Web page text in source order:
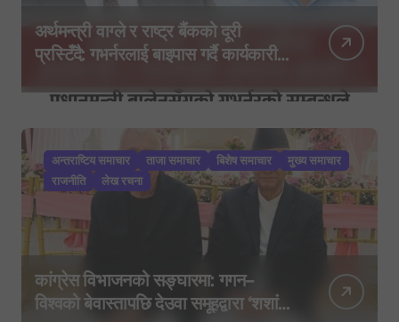
अर्थमन्त्री वाग्ले र राष्ट्र बैंकको दूरी
प्रस्टिँदै: गभर्नरलाई बाइपास गर्दै कार्यकारी
अन्तराष्टिय समाचार ताजा समाचार बिशेष समाचार
मुख्य समाचार
राजनीति
लेख रचना
कांग्रेस विभाजनको सङ्घारमा: गगन–
विश्वको बेवास्तापछि देउवा समूहद्वारा ‘शशांक